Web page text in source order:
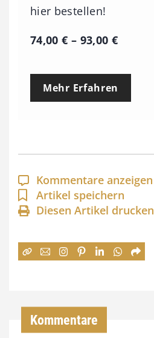
hier bestellen!
74,00€ – 93,00 €P
e
p
a
n
n
:
Mehr Erfahren
Kommentare anzeigen
Artikel speichern
Diesen Artikel drucken
Kommentare